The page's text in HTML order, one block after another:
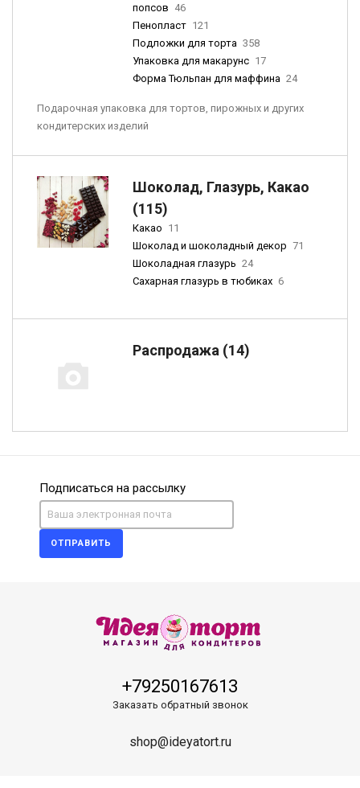
попсов 46
Пенопласт 121
Подложки для торта 358
Упаковка для макарунс 17
Форма Тюльпан для маффина 24
Подарочная упаковка для тортов, пирожных и других
кондитерских изделий
Шоколад, Глазурь, Какао
(115)
Какао 11
Шоколад и шоколадный декор 71
Шоколадная глазурь 24
Сахарная глазурь в тюбиках 6
Распродажа (14)
Подписаться на рассылку
ОТПРАВИТЬ
+79250167613
Заказать обратный звонок
shop@ideyatort.ru